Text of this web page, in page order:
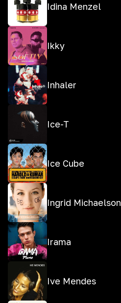
Idina Menzel
Ikky
Inhaler
Ice-T
Ice Cube
Ingrid Michaelson
Irama
Ive Mendes